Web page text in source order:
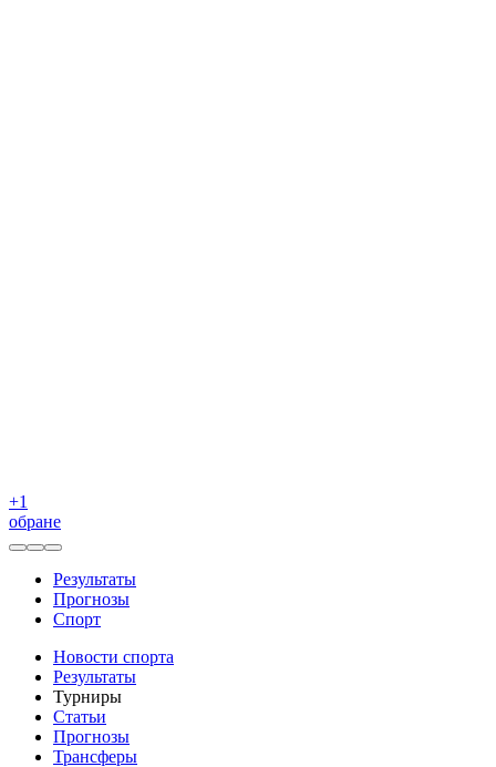
+1
обране
Результаты
Прогнозы
Спорт
Новости спорта
Результаты
Турниры
Статьи
Прогнозы
Трансферы